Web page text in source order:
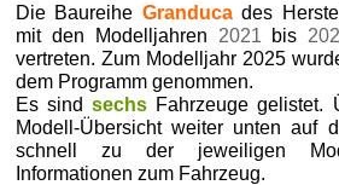
Die Baureihe Granducades
mit den Modelljahren 2021 bis
vertreten. Zum Modelljahr 2025
dem Programm genommen.
Es sindsechs Fahrzeuge gelistet.
Modell-Übersicht weiter unten auf
schnell zu der jeweiligen
Informationen zum Fahrzeug.